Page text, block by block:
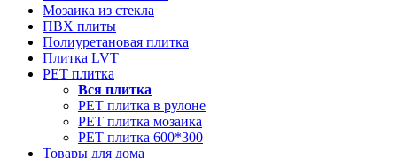
Мозаика из стекла
ПВХ плиты
Полиуретановая плитка
Плитка LVT
РЕТ плитка
Вся плитка
РЕТ плитка в рулоне
РЕТ плитка мозаика
РЕТ плитка 600*300
Товары для дома